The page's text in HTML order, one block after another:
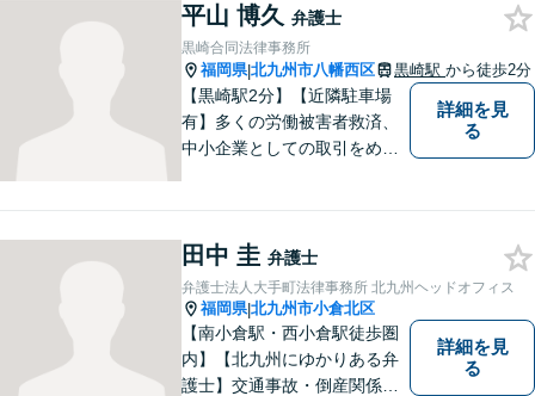
を提供致します。メール相談
やビデオ面談にも柔軟に対応
しております。 まずは、ご相
談ください。
平山 博久 弁護士
黒崎合同法律事務所
福岡県|北九州市八幡西区 黒崎駅 から徒歩2分
【黒崎駅2分】【近隣駐車場
有】多くの労働被害者救済、
中小企業としての取引をめぐ
イスを行うことができます。
どんなことでもお気軽にご相
談ください。
詳細を見
る
田中 圭 弁護士
弁護士法人大手町法律事務所 北九州ヘッドオフィス
福岡県|北九州市小倉北区
【南小倉駅・西小倉駅徒歩圏
内】【北九州にゆかりある弁
護士】交通事故・倒産関係・
詳細を見
る